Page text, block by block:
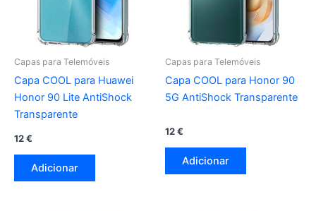
Capas para Telemóveis
Capa COOL para Huawei
Honor 90 Lite AntiShock
Transparente
12€
Adicionar
Capas para Telemóveis
Capa COOL para Honor 90
5G AntiShock Transparente
12€
Adicionar